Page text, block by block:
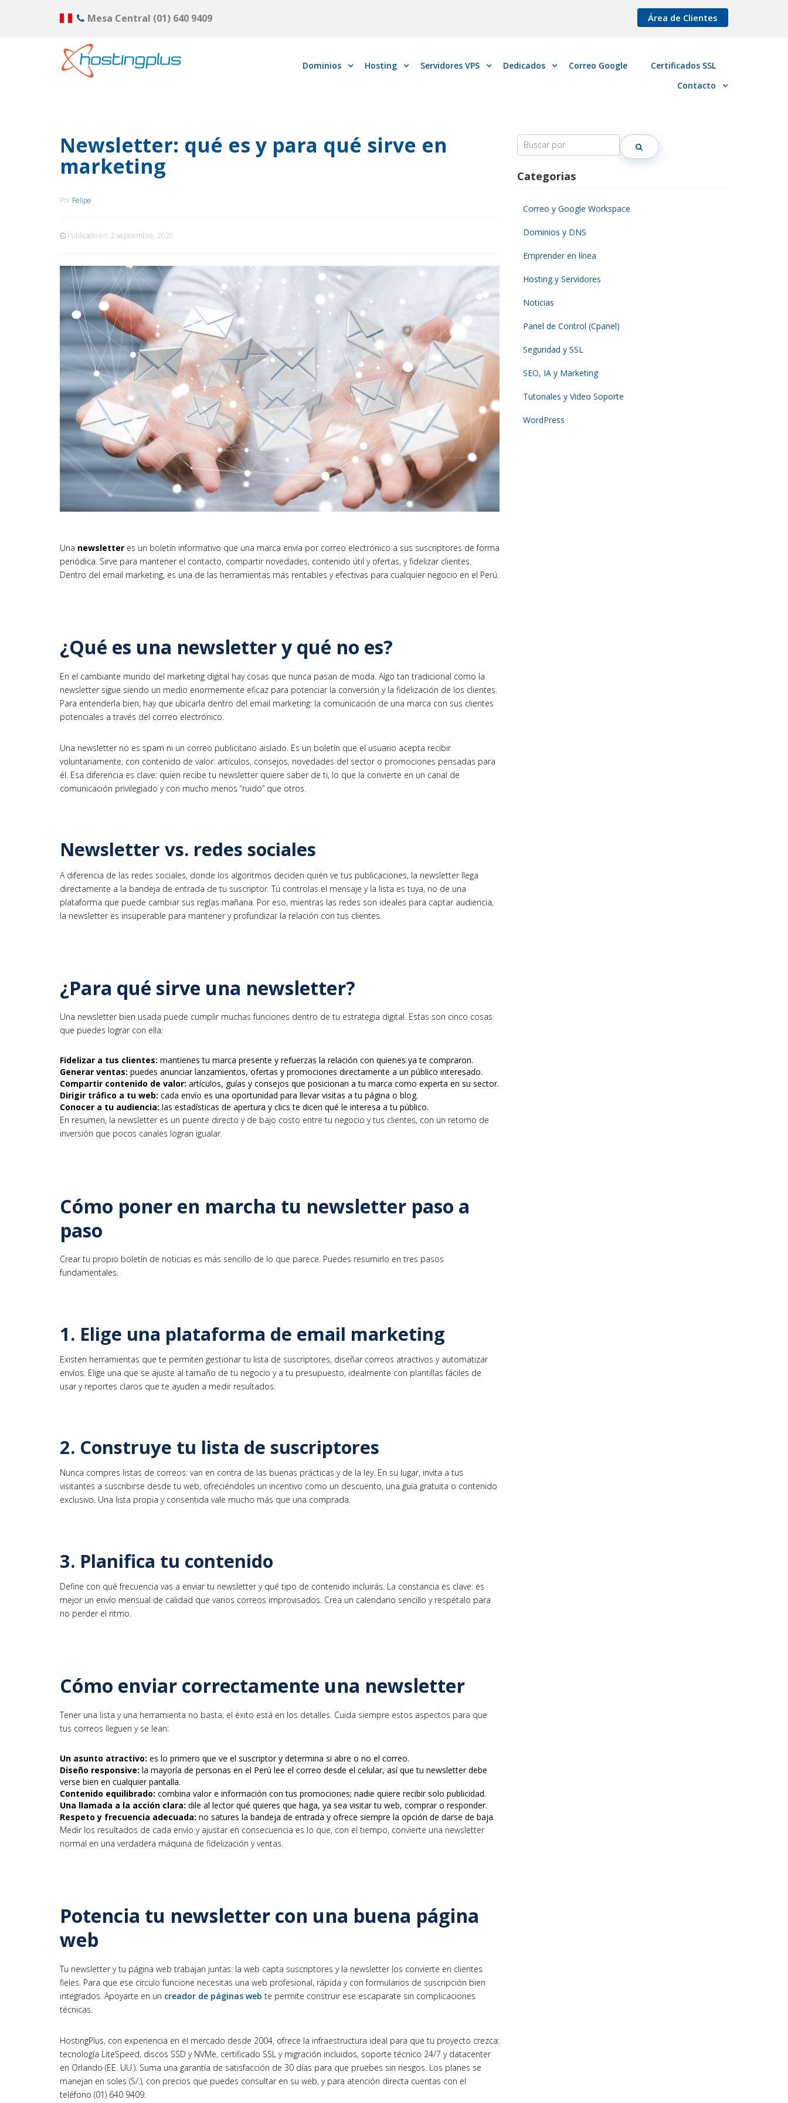
Mesa Central (01) 640 9409 Área de Clientes
Dominios Hosting Servidores VPS Dedicados Correo Google
Certificados SSL
Contacto
Newsletter: qué es y para qué sirve en
marketing
Por Felipe
Publicado en: 2 septiembre, 2020
Una newsletter es un boletín informativo que una marca envía por correo electrónico a sus suscriptores de forma
periódica. Sirve para mantener el contacto, compartir novedades, contenido útil y ofertas, y fidelizar clientes.
Dentro del email marketing, es una de las herramientas más rentables y efectivas para cualquier negocio en el Perú.
¿Qué es una newsletter y qué no es?
En el cambiante mundo del marketing digital hay cosas que nunca pasan de moda. Algo tan tradicional como la
newsletter sigue siendo un medio enormemente eficaz para potenciar la conversión y la fidelización de los clientes.
Para entenderla bien, hay que ubicarla dentro del email marketing: la comunicación de una marca con sus clientes
potenciales a través del correo electrónico.
Una newsletter no es spam ni un correo publicitario aislado. Es un boletín que el usuario acepta recibir
voluntariamente, con contenido de valor: artículos, consejos, novedades del sector o promociones pensadas para
él. Esa diferencia es clave: quien recibe tu newsletter quiere saber de ti, lo que la convierte en un canal de
comunicación privilegiado y con mucho menos “ruido” que otros.
Newsletter vs. redes sociales
A diferencia de las redes sociales, donde los algoritmos deciden quién ve tus publicaciones, la newsletter llega
directamente a la bandeja de entrada de tu suscriptor. Tú controlas el mensaje y la lista es tuya, no de una
plataforma que puede cambiar sus reglas mañana. Por eso, mientras las redes son ideales para captar audiencia,
la newsletter es insuperable para mantener y profundizar la relación con tus clientes.
¿Para qué sirve una newsletter?
Una newsletter bien usada puede cumplir muchas funciones dentro de tu estrategia digital. Estas son cinco cosas
que puedes lograr con ella:
Fidelizar a tus clientes: mantienes tu marca presente y refuerzas la relación con quienes ya te compraron.
Generar ventas: puedes anunciar lanzamientos, ofertas y promociones directamente a un público interesado.
Compartir contenido de valor: artículos, guías y consejos que posicionan a tu marca como experta en su sector.
Dirigir tráfico a tu web: cada envío es una oportunidad para llevar visitas a tu página o blog.
Conocer a tu audiencia: las estadísticas de apertura y clics te dicen qué le interesa a tu público.
En resumen, la newsletter es un puente directo y de bajo costo entre tu negocio y tus clientes, con un retorno de
inversión que pocos canales logran igualar.
Cómo poner en marcha tu newsletter paso a
paso
Crear tu propio boletín de noticias es más sencillo de lo que parece. Puedes resumirlo en tres pasos
fundamentales.
1. Elige una plataforma de email marketing
Existen herramientas que te permiten gestionar tu lista de suscriptores, diseñar correos atractivos y automatizar
envíos. Elige una que se ajuste al tamaño de tu negocio y a tu presupuesto, idealmente con plantillas fáciles de
usar y reportes claros que te ayuden a medir resultados.
2. Construye tu lista de suscriptores
Nunca compres listas de correos: van en contra de las buenas prácticas y de la ley. En su lugar, invita a tus
visitantes a suscribirse desde tu web, ofreciéndoles un incentivo como un descuento, una guía gratuita o contenido
exclusivo. Una lista propia y consentida vale mucho más que una comprada.
3. Planifica tu contenido
Define con qué frecuencia vas a enviar tu newsletter y qué tipo de contenido incluirás. La constancia es clave: es
mejor un envío mensual de calidad que varios correos improvisados. Crea un calendario sencillo y respétalo para
no perder el ritmo.
Cómo enviar correctamente una newsletter
Tener una lista y una herramienta no basta; el éxito está en los detalles. Cuida siempre estos aspectos para que
tus correos lleguen y se lean:
Un asunto atractivo: es lo primero que ve el suscriptor y determina si abre o no el correo.
Diseño responsive: la mayoría de personas en el Perú lee el correo desde el celular, así que tu newsletter debe
verse bien en cualquier pantalla.
Contenido equilibrado: combina valor e información con tus promociones; nadie quiere recibir solo publicidad.
Una llamada a la acción clara: dile al lector qué quieres que haga, ya sea visitar tu web, comprar o responder.
Respeto y frecuencia adecuada: no satures la bandeja de entrada y ofrece siempre la opción de darse de baja.
Medir los resultados de cada envío y ajustar en consecuencia es lo que, con el tiempo, convierte una newsletter
normal en una verdadera máquina de fidelización y ventas.
Potencia tu newsletter con una buena página
web
Tu newsletter y tu página web trabajan juntas: la web capta suscriptores y la newsletter los convierte en clientes
fieles. Para que ese círculo funcione necesitas una web profesional, rápida y con formularios de suscripción bien
integrados. Apoyarte en un creador de páginas web te permite construir ese escaparate sin complicaciones
técnicas.
HostingPlus, con experiencia en el mercado desde 2004, ofrece la infraestructura ideal para que tu proyecto crezca:
tecnología LiteSpeed, discos SSD y NVMe, certificado SSL y migración incluidos, soporte técnico 24/7 y datacenter
en Orlando (EE. UU.). Suma una garantía de satisfacción de 30 días para que pruebes sin riesgos. Los planes se
manejan en soles (S/.), con precios que puedes consultar en su web, y para atención directa cuentas con el
teléfono (01) 640 9409.
Search
for:
Categorias
Correo y Google Workspace
Dominios y DNS
Emprender en línea
Hosting y Servidores
Noticias
Panel de Control (Cpanel)
Seguridad y SSL
SEO, IA y Marketing
Tutoriales y Video Soporte
WordPress